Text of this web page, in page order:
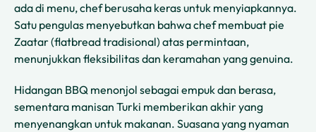
ada di menu, chef berusaha keras untuk menyiapkannya.
Satu pengulas menyebutkan bahwa chef membuat pie
Zaatar (flatbread tradisional) atas permintaan,
menunjukkan fleksibilitas dan keramahan yang genuina.
Hidangan BBQ menonjol sebagai empuk dan berasa,
sementara manisan Turki memberikan akhir yang
menyenangkan untuk makanan. Suasana yang nyaman